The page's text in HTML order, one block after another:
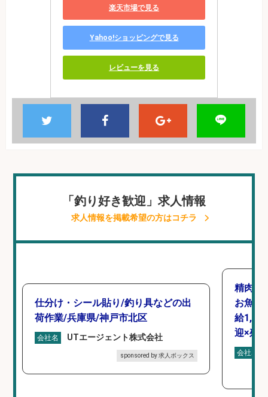
楽天市場で見る
Yahoo!ショッピングで見る
レビューを見る
「釣り好き歓迎」求人情報
求人情報を掲載希望の方はコチラ
仕分け・シール貼り/釣り具などの出
荷作業/兵庫県/神戸市北区
会社名 UTエージェント株式会社
sponsored by 求人ボックス
精肉・
お魚の
給
迎×残
会社名